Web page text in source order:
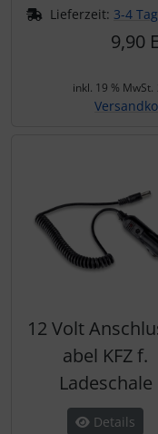
Lieferzeit: 3-4
9,90
inkl. 19 % MwSt.
12 Volt
abel KFZ f.
Ladeschale
Details